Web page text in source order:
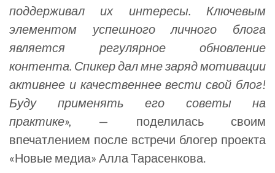
поддерживал их интересы. Ключевым
элементом успешного личного блога
является регулярное обновление
контента. Спикер дал мне заряд мотивации
активнее и качественнее вести свой блог!
Буду применять его советы на
практике», — поделилась своим
впечатлением после встречи блогер проекта
«Новые медиа» Алла Тарасенкова.